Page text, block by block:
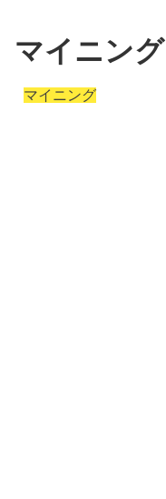
マイニング
マイニング